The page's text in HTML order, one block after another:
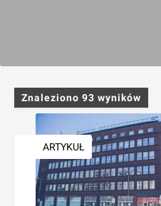
Znaleziono 93 wyników
ARTYKUŁ